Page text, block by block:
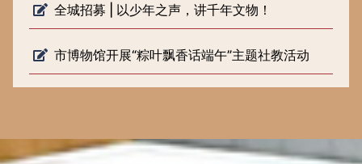
全城招募 | 以少年之声，讲千年文物！
市博物馆开展“粽叶飘香话端午”主题社教活动